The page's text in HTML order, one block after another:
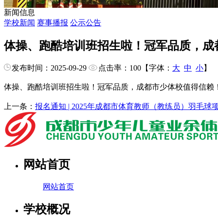
新闻信息
学校新闻 赛事播报 公示公告
体操、跑酷培训班招生啦！冠军品质，
发布时间：2025-09-29 点击率： 100 【字体： 大 中 小】
体操、跑酷培训班招生啦！冠军品质，成都市少体校值得信赖
上一条： 报名通知 | 2025年成都市体育教师（教练员）羽毛球
网站首页
网站首页
学校概况